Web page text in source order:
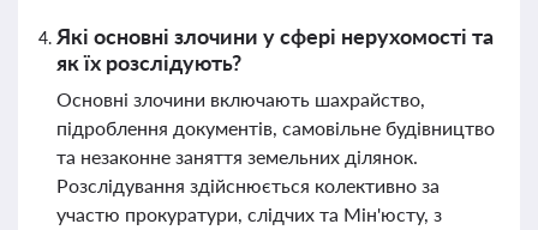
Які основні злочини у сфері нерухомості та
як їх розслідують?
Основні злочини включають шахрайство,
підроблення документів, самовільне будівництво
та незаконне заняття земельних ділянок.
Розслідування здійснюється колективно за
участю прокуратури, слідчих та Мін'юсту, з